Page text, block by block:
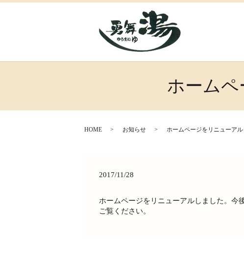
ホームペ
HOME お知らせ ホームページをリニューアル
2017/11/28
ホームページをリニューアルしました。今
ご覧ください。